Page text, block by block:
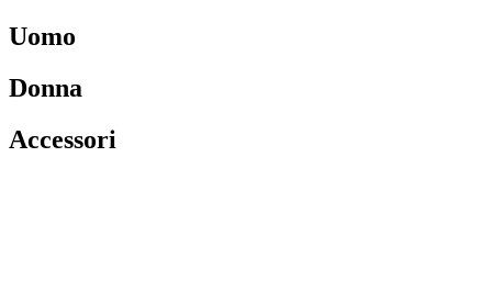
Uomo
Donna
Accessori